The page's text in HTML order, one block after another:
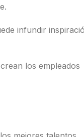
infundir
los empleados